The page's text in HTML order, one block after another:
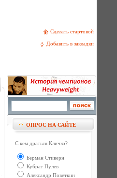
Сделать стартовой
Добавить в закладки
ОПРОС НА САЙТЕ
С кем драться Кличко?
Берман Стиверн
Кубрат Пулев
Александр Поветкин